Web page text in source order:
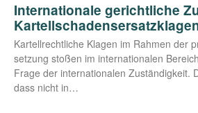
Internationale gerichtliche
Kar­tell­recht­li­che Kla­gen im Rah­men der
set­zung sto­ßen im inter­na­tio­na­len
Fra­ge der inter­na­tio­na­len Zustän­dig­keit.
dass nicht in…